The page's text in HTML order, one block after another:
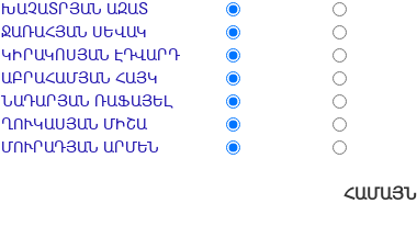
ԽԱՉԱՏՐՅԱՆ ԱԶԱՏ
ՋԱՌԱՀՅԱՆ ՍԵՎԱԿ
ԿԻՐԱԿՈՍՅԱՆ ԷԴՎԱՐԴ
ԱԲՐԱՀԱՄՅԱՆ ՀԱՅԿ
ՆԱԴԱՐՅԱՆ ՌԱՖԱՅԵԼ
ՂՈՒԿԱՍՅԱՆ ՄԻՇԱ
ՄՈՒՐԱԴՅԱՆ ԱՐՄԵՆ